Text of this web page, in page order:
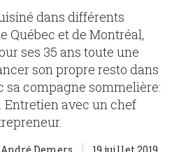
dans différents
Québec et de Montréal,
ses 35 ans toute une
son propre resto dans
sa compagne sommelière:
Entretien avec un chef